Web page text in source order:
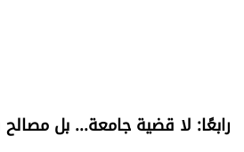
رابعًا: لا قضية جامعة... بل مصالح